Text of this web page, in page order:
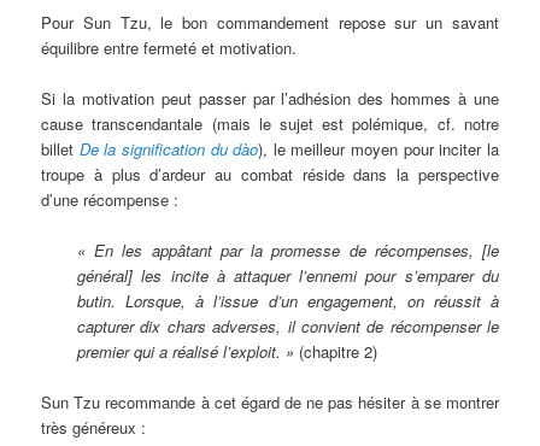
Pour Sun Tzu, le bon commandement repose sur un savant
équilibre entre fermeté et motivation.
Si la motivation peut passer par l’adhésion des hommes à une
cause transcendantale (mais le sujet est polémique, cf. notre
billet De la signification du dào), le meilleur moyen pour inciter la
troupe à plus d’ardeur au combat réside dans la perspective
d’une récompense :
« En les appâtant par la promesse de récompenses, [le
général] les incite à attaquer l’ennemi pour s’emparer du
butin. Lorsque, à l’issue d’un engagement, on réussit à
capturer dix chars adverses, il convient de récompenser le
premier qui a réalisé l’exploit. » (chapitre 2)
Sun Tzu recommande à cet égard de ne pas hésiter à se montrer
très généreux :